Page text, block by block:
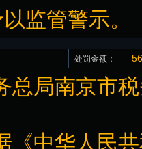
监管警示。
处罚金额：
总局南京市
中华人民共